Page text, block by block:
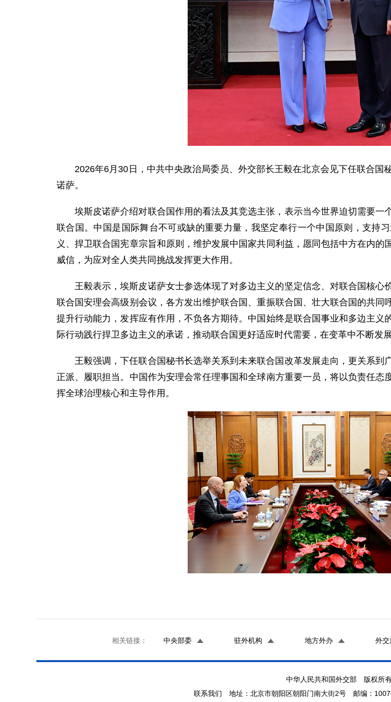
2026年6月30日，中共中央政治局委员、外交部长王毅在北京会见下任联合
诺萨。
埃斯皮诺萨介绍对联合国作用的看法及其竞选主张，表示当今世界迫切需要
联合国。中国是国际舞台不可或缺的重要力量，我坚定奉行一个中国原则，支持
义、捍卫联合国宪章宗旨和原则，维护发展中国家共同利益，愿同包括中方在内
威信，为应对全人类共同挑战发挥更大作用。
王毅表示，埃斯皮诺萨女士参选体现了对多边主义的坚定信念、对联合国核
联合国安理会高级别会议，各方发出维护联合国、重振联合国、壮大联合国的共同
提升行动能力，发挥应有作用，不负各方期待。中国始终是联合国事业和多边主
际行动践行捍卫多边主义的承诺，推动联合国更好适应时代需要，在变革中不断发展
王毅强调，下任联合国秘书长选举关系到未来联合国改革发展走向，更关系
正派、履职担当。中国作为安理会常任理事国和全球南方重要一员，将以负责任
挥全球治理核心和主导作用。
相关链接： 中央部委 驻外机构 地方外办 外交
中华人民共和国外交部 版权所
联系我们 地址：北京市朝阳区朝阳门南大街2号 邮编：